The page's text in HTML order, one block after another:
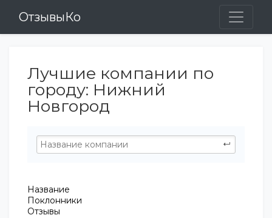
ОтзывыКо
Лучшие компании по
городу: Нижний
Новгород
Название
Поклонники
Отзывы